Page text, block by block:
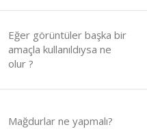
Eğer görüntüler başka bir
amaçla kullanıldıysa ne
olur ?
Mağdurlar ne yapmalı?